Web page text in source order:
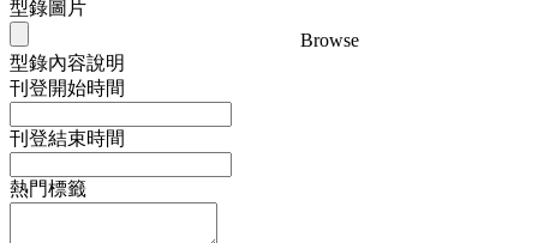
型錄圖片
Browse
型錄內容說明
刊登開始時間
刊登結束時間
熱門標籤